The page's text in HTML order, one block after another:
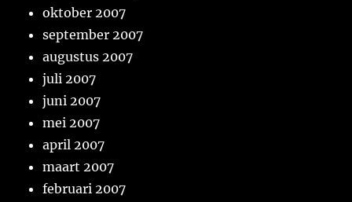
oktober 2007
september 2007
augustus 2007
juli 2007
juni 2007
mei 2007
april 2007
maart 2007
februari 2007